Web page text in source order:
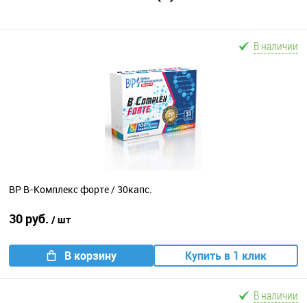
В наличии
BP В-Комплекс форте / 30капс.
30 руб. / шт
В корзину Купить в 1 клик
В наличии